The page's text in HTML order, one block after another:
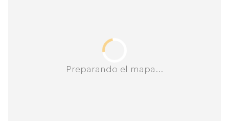
Preparando el mapa...